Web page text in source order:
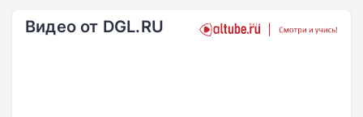
Видео от DGL.RU